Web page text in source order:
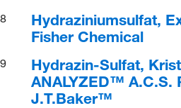
8
Hydraziniumsulfat,
Fisher Chemical
9
Hydrazin-Sulfat,
ANALYZED™ A.C.S.
J.T.Baker™